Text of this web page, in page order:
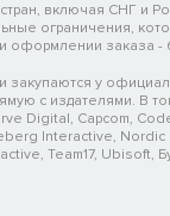
стран, включая СНГ и
ограничения,
оформлении заказа -
закупаются у
с издателями. В
Digital, Capcom,
Interactive, Nordic
Team17, Ubisoft,